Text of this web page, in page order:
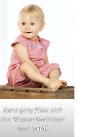
Ganz girly fühlt sich
das Blumenkleidchen
vonBondi.